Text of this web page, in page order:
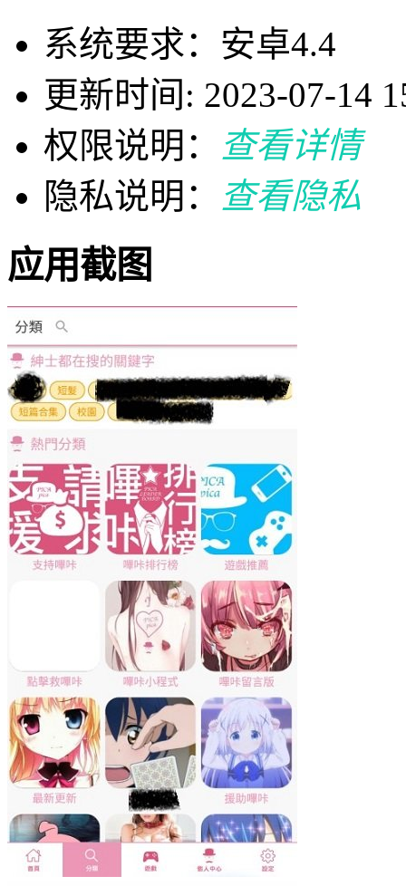
系统要求：安卓4.4
更新时间: 2023-07-14
权限说明：
查看详情
隐私说明：
查看隐私
应用截图